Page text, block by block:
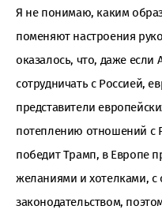
Я не понимаю, каким
поменяют настроения
оказалось, что, даже если
сотрудничать с Россией,
представители
потеплению отношений с
победит Трамп, в Европе
желаниями и хотелками,
законодательством,